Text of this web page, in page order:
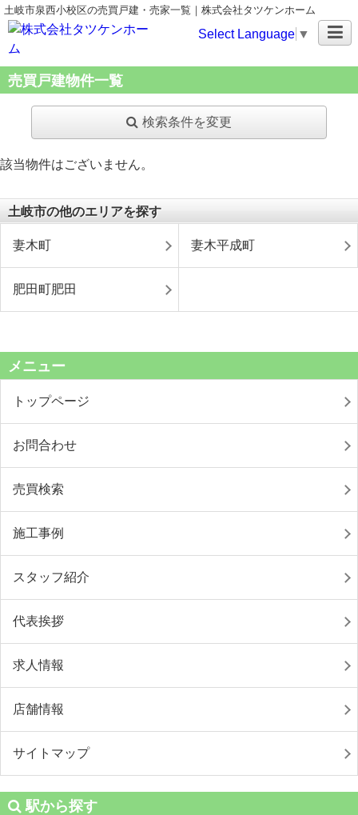
土岐市泉西小校区の売買戸建・売家一覧｜株式会社タツケンホーム
Select Language ▼
売買戸建物件一覧
検索条件を変更
該当物件はございません。
土岐市の他のエリアを探す
妻木町 妻木平成町
肥田町肥田
メニュー
トップページ
お問合わせ
売買検索
施工事例
スタッフ紹介
代表挨拶
求人情報
店舗情報
サイトマップ
駅から探す